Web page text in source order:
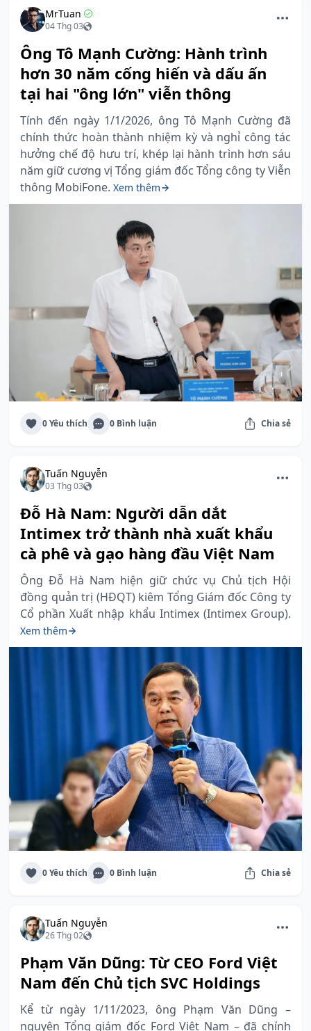
MrTuan
04 Thg 03
Ông Tô Mạnh Cường: Hành trình
hơn 30 năm cống hiến và dấu ấn
tại hai "ông lớn" viễn thông
Tính đến ngày 1/1/2026, ông Tô Mạnh Cường đã
chính thức hoàn thành nhiệm kỳ và nghỉ công tác
hưởng chế độ hưu trí, khép lại hành trình hơn sáu
năm giữ cương vị Tổng giám đốc Tổng công ty Viễn
thông MobiFone. Xem thêm
0 Yêu thích 0 Bình luận Chia sẻ
Tuấn Nguyễn
03 Thg 03
Đỗ Hà Nam: Người dẫn dắt
Intimex trở thành nhà xuất khẩu
cà phê và gạo hàng đầu Việt Nam
Ông Đỗ Hà Nam hiện giữ chức vụ Chủ tịch Hội
đồng quản trị (HĐQT) kiêm Tổng Giám đốc Công ty
Cổ phần Xuất nhập khẩu Intimex (Intimex Group).
Xem thêm
0 Yêu thích 0 Bình luận Chia sẻ
Tuấn Nguyễn
26 Thg 02
Phạm Văn Dũng: Từ CEO Ford Việt
Nam đến Chủ tịch SVC Holdings
Kể từ ngày 1/11/2023, ông Phạm Văn Dũng –
nguyên Tổng giám đốc Ford Việt Nam – đã chính